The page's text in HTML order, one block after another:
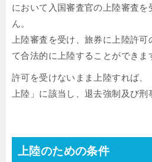
において入国審査官の上陸審査
ん。
上陸審査を受け、旅券に上陸許可
て合法的に上陸することができま
許可を受けないまま上陸すれば、
上陸」に該当し、退去強制及び刑
上陸のための条件